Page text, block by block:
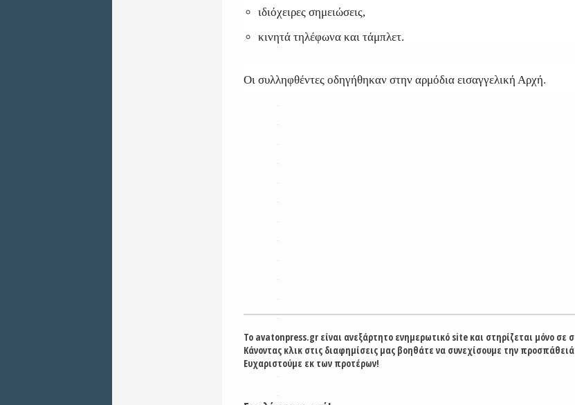
ιδιόχειρες σημειώσεις,
κινητά τηλέφωνα και τάμπλετ.
Οι συλληφθέντες οδηγήθηκαν στην αρμόδια εισαγγελική Αρχή.
Το avatonpress.gr είναι ανεξάρτητο ενημερωτικό site και στηρίζεται μόνο σε
Κάνοντας κλικ στις διαφημίσεις μας βοηθάτε να συνεχίσουμε την
Ευχαριστούμε εκ των προτέρων!